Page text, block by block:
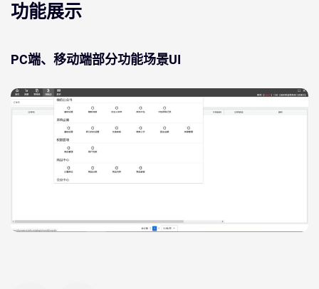
功能展示
PC端、移动端部分功能场景UI